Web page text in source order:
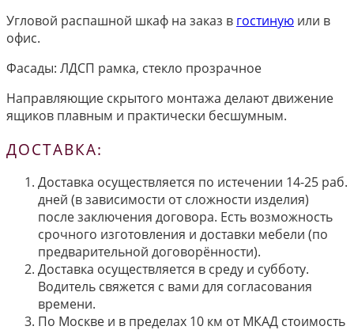
Угловой распашной шкаф на заказ в гостиную или в
офис.
Фасады: ЛДСП рамка, стекло прозрачное
Направляющие скрытого монтажа делают движение
ящиков плавным и практически бесшумным.
ДОСТАВКА:
Доставка осуществляется по истечении 14-25 раб.
дней (в зависимости от сложности изделия)
после заключения договора. Есть возможность
срочного изготовления и доставки мебели (по
предварительной договорённости).
Доставка осуществляется в среду и субботу.
Водитель свяжется с вами для согласования
времени.
По Москве и в пределах 10 км от МКАД стоимость